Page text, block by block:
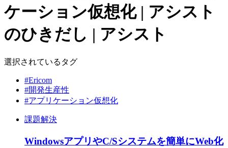
ケーション仮想化 | アシスト
のひきだし | アシスト
選択されているタグ
#Ericom
#開発生産性
#アプリケーション仮想化
課題解決
WindowsアプリやC/Sシステムを簡単にWeb化